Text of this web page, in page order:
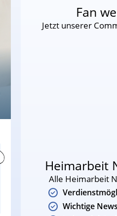
Fan
Jetzt unserer
Heimarbeit
Alle Heimarbeit
Wichtige News